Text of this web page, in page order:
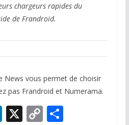
chargeurs rapides du
de Frandroid.
News vous permet de choisir
pas Frandroid et Numerama.
Li X C P